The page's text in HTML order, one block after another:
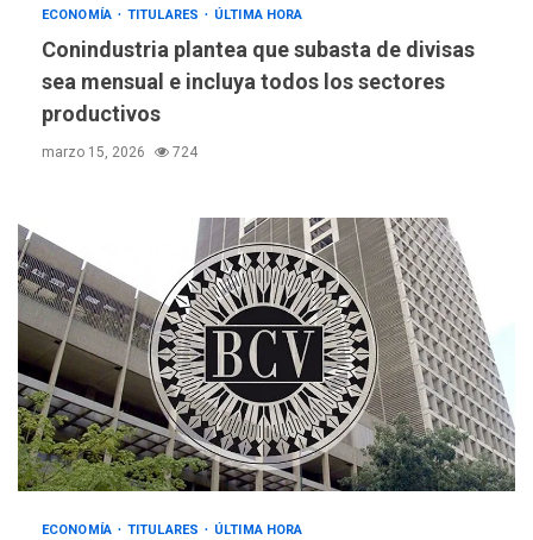
ECONOMÍA TITULARES ÚLTIMA HORA
Conindustria plantea que subasta de divisas
sea mensual e incluya todos los sectores
productivos
marzo 15, 2026 724
ECONOMÍA TITULARES ÚLTIMA HORA